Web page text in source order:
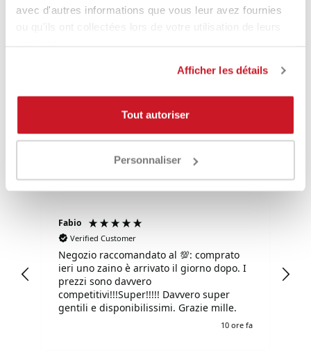
avec d'autres informations que vous leur avez fournies
ou qu'ils ont collectées lors de votre utilisation de leurs
Afficher les détails
Tout autoriser
Personnaliser
Eccezionale
4,85Valutazioni
Fabio
Verified Customer
Negozio raccomandato al 💯: comprato
ieri uno zaino è arrivato il giorno dopo. I
prezzi sono davvero
competitivi!!!Super!!!!! Davvero super
gentili e disponibilissimi. Grazie mille.
10 ore fa